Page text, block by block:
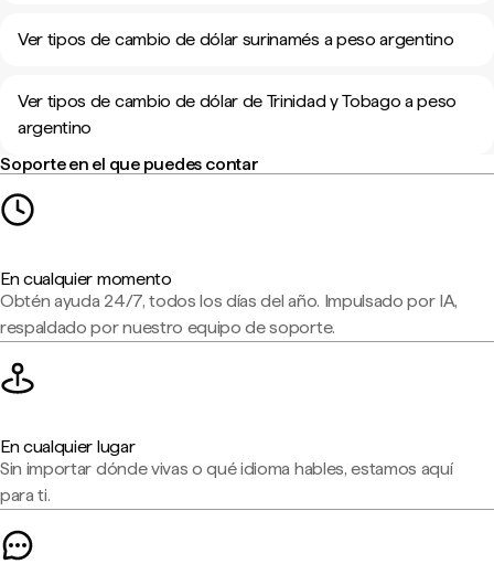
Ver tipos de cambio de dólar surinamés a peso argentino
Ver tipos de cambio de dólar de Trinidad y Tobago a peso
argentino
Soporte en el que puedes contar
En cualquier momento
Obtén ayuda 24/7, todos los días del año. Impulsado por IA,
respaldado por nuestro equipo de soporte.
En cualquier lugar
Sin importar dónde vivas o qué idioma hables, estamos aquí
para ti.